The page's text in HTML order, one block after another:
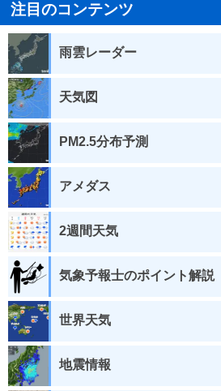
注目のコンテンツ
雨雲レーダー
天気図
PM2.5分布予測
アメダス
2週間天気
気象予報士のポイント解説
世界天気
地震情報